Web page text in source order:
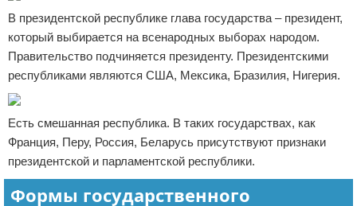
В президентской республике глава государства – президент,
который выбирается на всенародных выборах народом.
Правительство подчиняется президенту. Президентскими
республиками являются США, Мексика, Бразилия, Нигерия.
Есть смешанная республика. В таких государствах, как
Франция, Перу, Россия, Беларусь присутствуют признаки
президентской и парламентской республики.
Формы государственного